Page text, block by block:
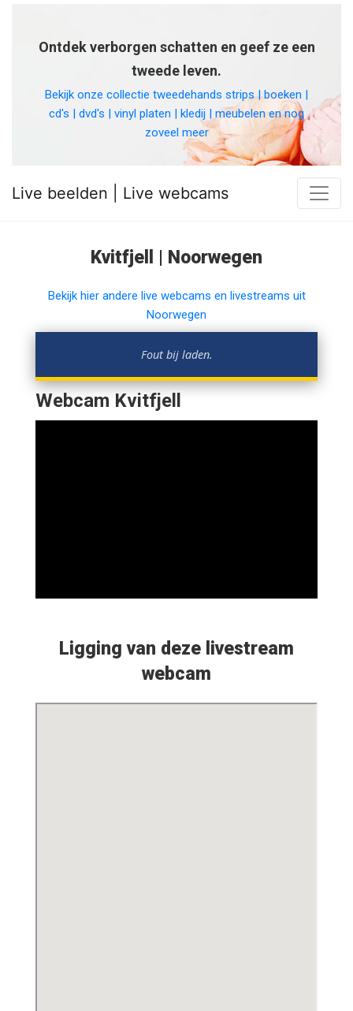
Ontdek verborgen schatten en geef ze een
tweede leven.
Bekijk onze collectie tweedehands strips | boeken |
cd's | dvd's | vinyl platen | kledij | meubelen en nog
zoveel meer
Live beelden | Live webcams
Kvitfjell | Noorwegen
Bekijk hier andere live webcams en livestreams uit
Noorwegen
Fout bij laden.
Webcam Kvitfjell
Ligging van deze livestream
webcam